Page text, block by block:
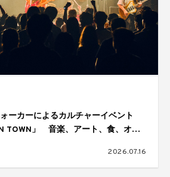
ーカーによるカルチャーイベント
TOWN」 音楽、アート、食、オー
2026.07.16